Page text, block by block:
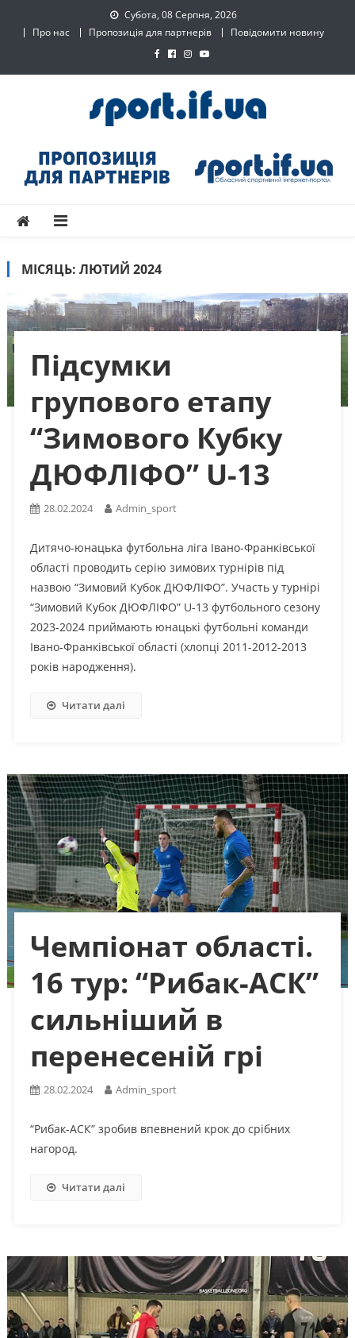
Субота, 08 Серпня, 2026
Про нас
Пропозиція для партнерів Повідомити новину
SPORT.IF.UA – Обласний
спортивний інтернет-
МІСЯЦЬ: ЛЮТИЙ 2024
Підсумки
групового етапу
“Зимового Кубку
ДЮФЛІФО” U-13
28.02.2024 Admin_sport
Дитячо-юнацька футбольна ліга Івано-Франківської
області проводить серію зимових турнірів під
назвою “Зимовий Кубок ДЮФЛІФО”. Участь у турнірі
“Зимовий Кубок ДЮФЛІФО” U-13 футбольного сезону
2023-2024 приймають юнацькі футбольні команди
Івано-Франківської області (хлопці 2011-2012-2013
років народження).
Читати далі
Чемпіонат області.
16 тур: “Рибак-АСК”
сильніший в
перенесеній грі
28.02.2024 Admin_sport
“Рибак-АСК” зробив впевнений крок до срібних
нагород.
Читати далі